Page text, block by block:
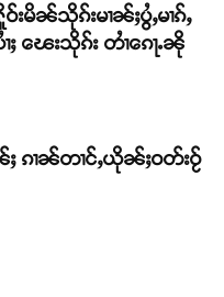
းမိၼ်သိုၵ်းမၢၼ်ႈပွႆႇမၢၵ်ႇ
ႈ ၽေးသိုၵ်း တၢႆၵေႃႉၼို
ႈ ၵၢၼ်တၢင်ႇယိုၼ်ႈဝတ်းဝႂ်